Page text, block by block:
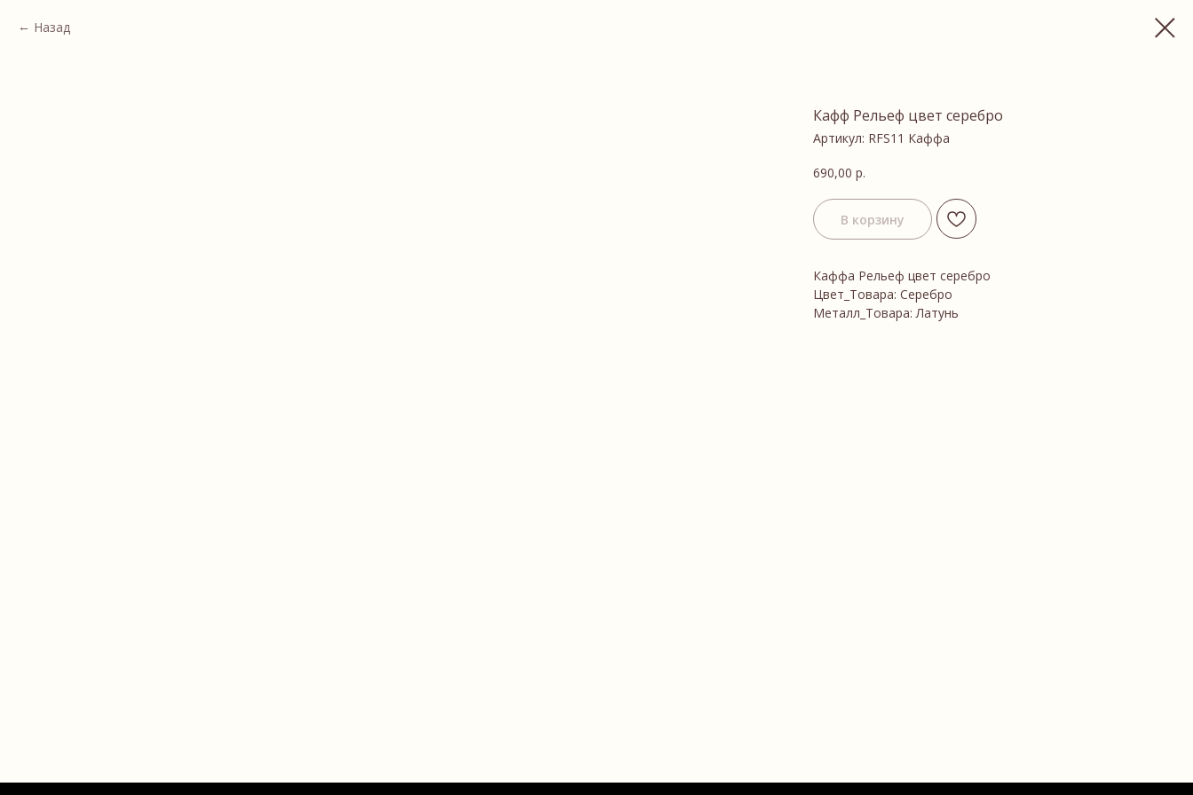
Назад
Кафф Рельеф цвет серебро
Артикул: RFS11 Каффа
690,00 р.
В корзину
Каффа Рельеф цвет серебро
Цвет_Товара: Серебро
Металл_Товара: Латунь